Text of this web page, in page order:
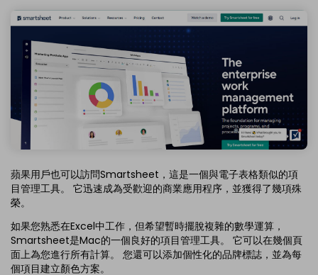
蘋果用戶也可以訪問Smartsheet，這是一個與電子表格類似的項
目管理工具。 它迅速成為受歡迎的商業應用程序，並獲得了幾項殊
榮。
如果您熟悉在Excel中工作，但希望暫時擺脫複雜的數學運算，
Smartsheet是Mac的一個良好的項目管理工具。 它可以在幾個頁
面上為您進行所有計算。 您還可以添加個性化的品牌標誌，並為每
個項目建立顏色方案。